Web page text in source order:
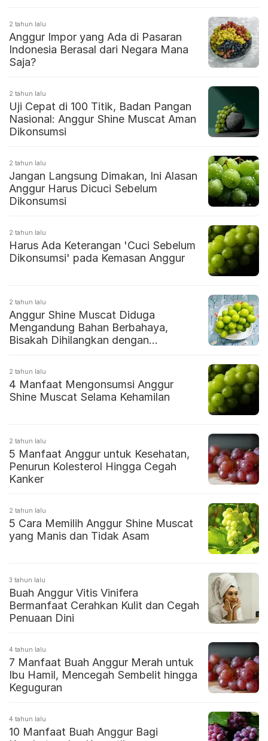
2 tahun lalu
Anggur Impor yang Ada di Pasaran
Indonesia Berasal dari Negara Mana
Saja?
2 tahun lalu
Uji Cepat di 100 Titik, Badan Pangan
Nasional: Anggur Shine Muscat Aman
Dikonsumsi
2 tahun lalu
Jangan Langsung Dimakan, Ini Alasan
Anggur Harus Dicuci Sebelum
Dikonsumsi
2 tahun lalu
Harus Ada Keterangan 'Cuci Sebelum
Dikonsumsi' pada Kemasan Anggur
2 tahun lalu
Anggur Shine Muscat Diduga
Mengandung Bahan Berbahaya,
Bisakah Dihilangkan dengan
2 tahun lalu
4 Manfaat Mengonsumsi Anggur
Shine Muscat Selama Kehamilan
2 tahun lalu
5 Manfaat Anggur untuk Kesehatan,
Penurun Kolesterol Hingga Cegah
Kanker
2 tahun lalu
5 Cara Memilih Anggur Shine Muscat
yang Manis dan Tidak Asam
3 tahun lalu
Buah Anggur Vitis Vinifera
Bermanfaat Cerahkan Kulit dan Cegah
Penuaan Dini
4 tahun lalu
7 Manfaat Buah Anggur Merah untuk
Ibu Hamil, Mencegah Sembelit hingga
Keguguran
4 tahun lalu
10 Manfaat Buah Anggur Bagi